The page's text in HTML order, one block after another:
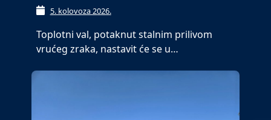
5. kolovoza 2026.
Toplotni val, potaknut stalnim prilivom
vrućeg zraka, nastavit će se u…